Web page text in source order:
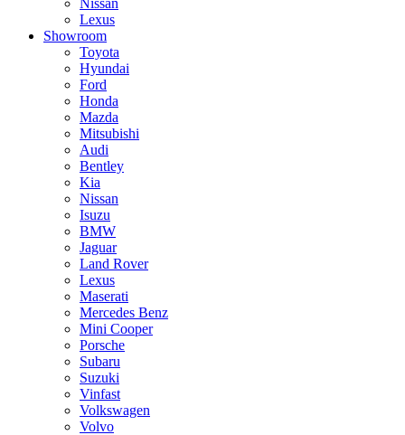
Nissan
Lexus
Showroom
Toyota
Hyundai
Ford
Honda
Mazda
Mitsubishi
Audi
Bentley
Kia
Nissan
Isuzu
BMW
Jaguar
Land Rover
Lexus
Maserati
Mercedes Benz
Mini Cooper
Porsche
Subaru
Suzuki
Vinfast
Volkswagen
Volvo